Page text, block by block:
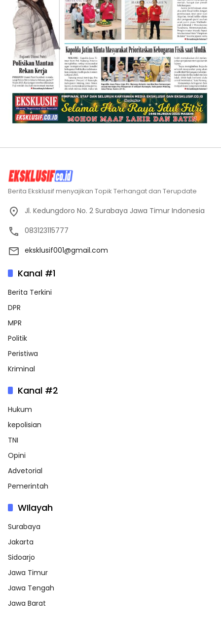
Berita Eksklusif menyajikan Topik Terhangat dan Terupdate
Jl. Kedungdoro No. 2 Surabaya Jawa Timur Indonesia
083123115777
eksklusif001@gmail.com
Kanal #1
Berita Terkini
DPR
MPR
Politik
Peristiwa
Kriminal
Kanal #2
Hukum
kepolisian
TNI
Opini
Advetorial
Pemerintah
WIlayah
Surabaya
Jakarta
Sidoarjo
Jawa Timur
Jawa Tengah
Jawa Barat